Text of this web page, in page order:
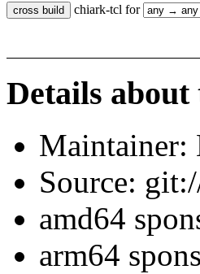
chiark-tcl for
Details about
Maintainer:
Source:
amd64
arm64